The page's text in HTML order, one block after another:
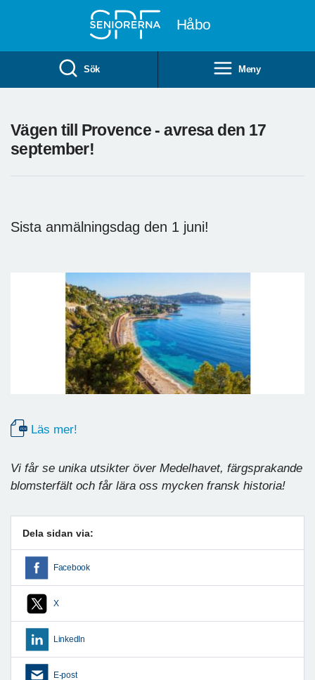
Håbo
Sök Meny
Vägen till Provence - avresa den 17
september!
Sista anmälningsdag den 1 juni!
Läs mer!
Vi får se unika utsikter över Medelhavet, färgsprakande
blomsterfält och får lära oss mycken fransk historia!
Dela sidan via:
Facebook
X
LinkedIn
E-post